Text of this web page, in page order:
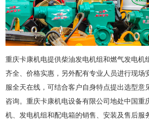
重庆卡康机电提供柴油发电机组和燃气发电机
齐全、价格实惠，另外配有专业人员进行现场
服全天在线，可结合客户自身特点提出选型意
咨询。重庆卡康机电设备有限公司地处中国重
机、发电机组和配电箱的销售、安装及售后服